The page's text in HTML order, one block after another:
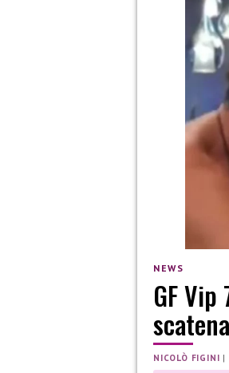
NEWS
GF
NICOLÒ FIGINI |